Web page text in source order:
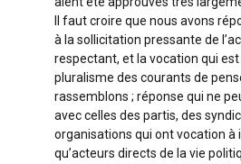
Il faut croire que nous avons
à la sollicitation pressante de
respectant, et la vocation qui est
pluralisme des courants de
rassemblons ; réponse qui ne
avec celles des partis, des
organisations qui ont vocation à
qu’acteurs directs de la vie